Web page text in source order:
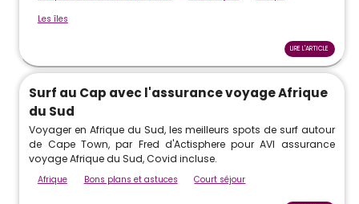
Les îles
LIRE L'ARTICLE
Surf au Cap avec l'assurance voyage Afrique
du Sud
Voyager en Afrique du Sud, les meilleurs spots de surf autour
de Cape Town, par Fred d'Actisphere pour AVI assurance
voyage Afrique du Sud, Covid incluse.
Afrique Bons plans et astuces Court séjour